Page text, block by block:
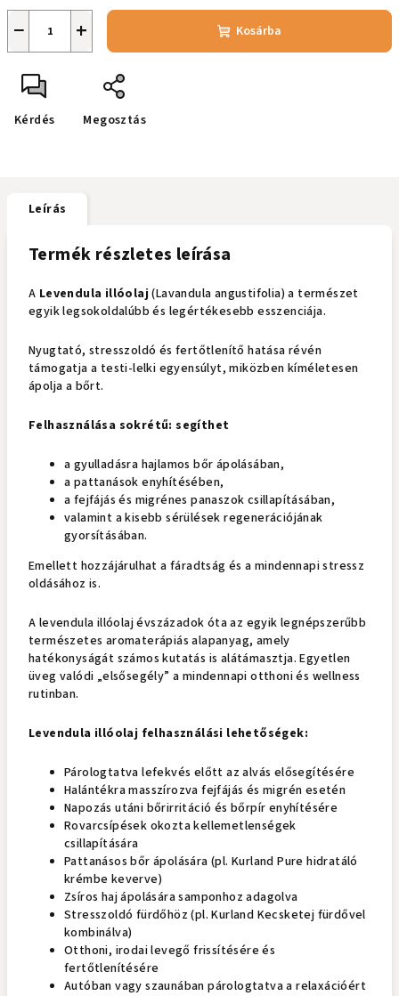
+
− Kosárba
Kérdés Megosztás
Leírás
Termék részletes leírása
A Levendula illóolaj(Lavandula angustifolia) a természet
egyik legsokoldalúbb és legértékesebb esszenciája.
Nyugtató, stresszoldó és fertőtlenítő hatása révén
támogatja a testi-lelki egyensúlyt, miközben kíméletesen
ápolja a bőrt.
Felhasználása sokrétű: segíthet
a gyulladásra hajlamos bőr ápolásában,
a pattanások enyhítésében,
a fejfájás és migrénes panaszok csillapításában,
valamint a kisebb sérülések regenerációjának
gyorsításában.
Emellett hozzájárulhat a fáradtság és a mindennapi stressz
oldásához is.
A levendula illóolaj évszázadok óta az egyik legnépszerűbb
természetes aromaterápiás alapanyag, amely
hatékonyságát számos kutatás is alátámasztja. Egyetlen
üveg valódi „elsősegély” a mindennapi otthoni és wellness
rutinban.
Levendula illóolaj felhasználási lehetőségek:
Párologtatva lefekvés előtt az alvás elősegítésére
Halántékra masszírozva fejfájás és migrén esetén
Napozás utáni bőrirritáció és bőrpír enyhítésére
Rovarcsípések okozta kellemetlenségek
csillapítására
Pattanásos bőr ápolására (pl. Kurland Pure hidratáló
krémbe keverve)
Zsíros haj ápolására samponhoz adagolva
Stresszoldó fürdőhöz (pl. Kurland Kecsketej fürdővel
kombinálva)
Otthoni, irodai levegő frissítésére és
fertőtlenítésére
Autóban vagy szaunában párologtatva a relaxációért